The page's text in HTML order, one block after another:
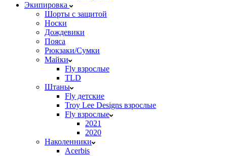
Экипировка
Шорты с защитой
Носки
Дождевики
Пояса
Рюкзаки/Сумки
Майки
Fly взрослые
TLD
Штаны
Fly детские
Troy Lee Designs взрослые
Fly взрослые
2021
2020
Наколенники
Acerbis